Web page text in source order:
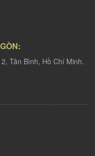
Tân Bình, Hồ Chí Minh.